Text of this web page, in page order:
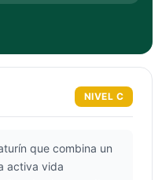
NIVEL C
que combina un
activa vida